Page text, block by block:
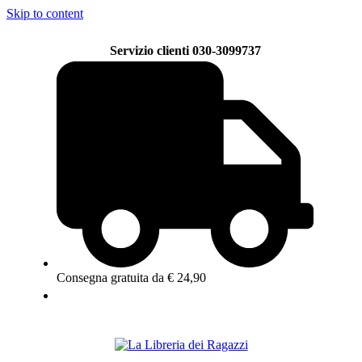
Skip to content
Servizio clienti 030-3099737
Consegna gratuita da € 24,90